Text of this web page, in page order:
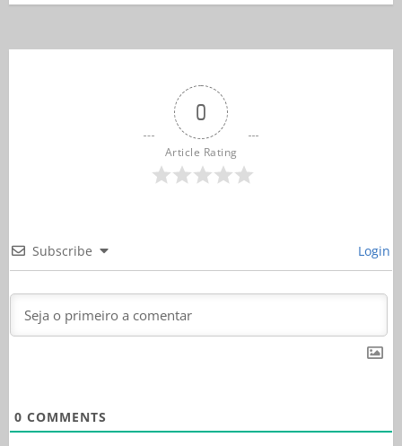
0
Article Rating
Subscribe Login
0 COMMENTS